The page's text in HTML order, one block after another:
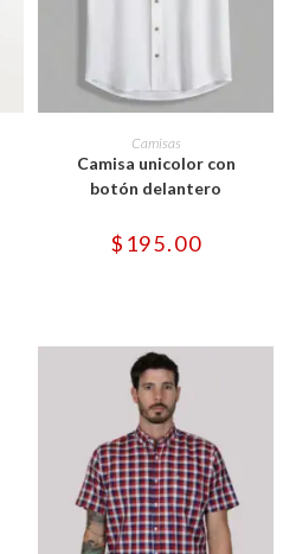
SELECCIONAR OPCIONES
producto
tiene
múltiples
variantes.
se
pueden
producto
Camisas
Camisa unicolor con
botón delantero
$ 195.00